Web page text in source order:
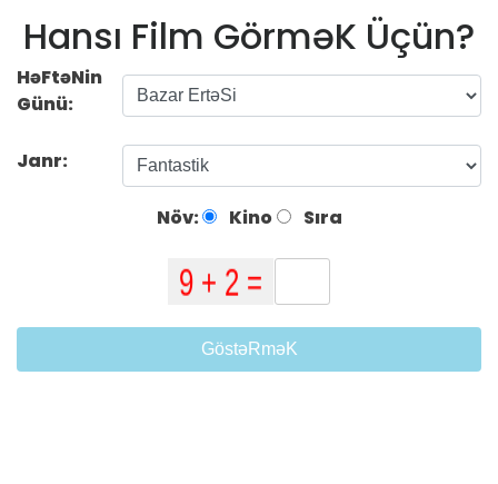
Hansı Film GörməK Üçün?
HəFtəNin
Günü:
Janr:
Növ: Kino Sıra
GöstəRməK